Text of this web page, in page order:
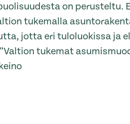
on perusteltu.
tukemalla
jotta eri tuloluokissa ja
tukemat